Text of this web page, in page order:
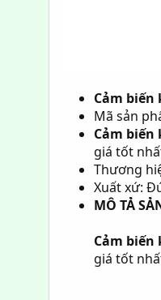
Cảm biến
Mã sản
Cảm biến
giá tốt
Thương
Xuất xứ:
MÔ TẢ
Cảm biến
giá tốt